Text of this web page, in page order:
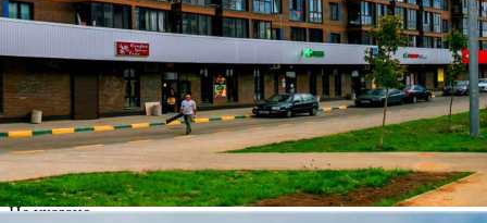
Адрес
Тенистый бульвар, д.11
Расположено
Этаж
-1
Предлагается
Аренда
Желаемый / подходящий вид деятельности
Не указано
Назначение
Не указано